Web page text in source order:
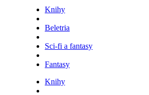
Knihy
Beletria
Sci-fi a fantasy
Fantasy
Knihy